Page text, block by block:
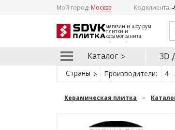
Мой город: Москва Код клиента:
магазин и шоу-рум
плитки и
керамогранита
Каталог 3D
Страны Производители: 4
Керамическая плитка